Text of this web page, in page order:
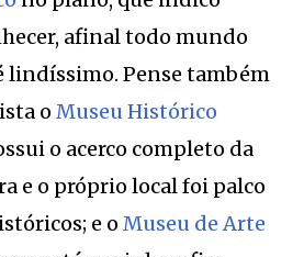
afinal todo mundo
lindíssimo. Pense também
o Museu Histórico
o acerco completo da
e o próprio local foi palco
e o Museu de Arte